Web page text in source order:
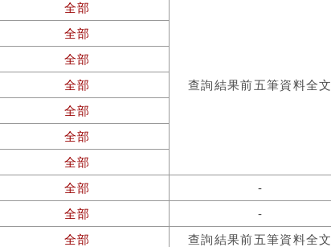
全部
查詢結果前五筆資料全文
全部
全部
全部
全部
全部
全部
全部
-
全部
-
全部
查詢結果前五筆資料全文